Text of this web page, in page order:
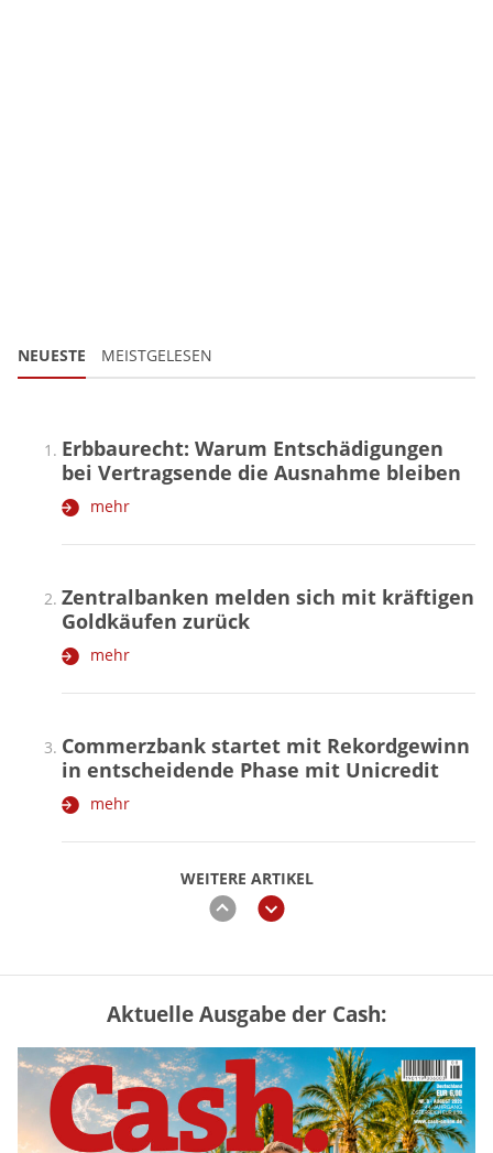
NEUESTE MEISTGELESEN
WEITERE ARTIKEL
zurückweiter
Erbbaurecht: Warum Entschädigungen
bei Vertragsende die Ausnahme bleiben
mehr
Zentralbanken melden sich mit kräftigen
Goldkäufen zurück
mehr
Commerzbank startet mit Rekordgewinn
in entscheidende Phase mit Unicredit
mehr
Mütterrente III Tabelle: So viel Renten-
Nachzahlung ist pro Kind möglich
mehr
Aktuelle Ausgabe der Cash: